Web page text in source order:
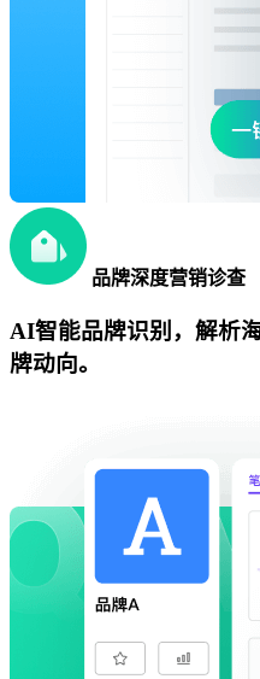
品牌深度营销诊查
AI智能品牌识别，解析
牌动向。